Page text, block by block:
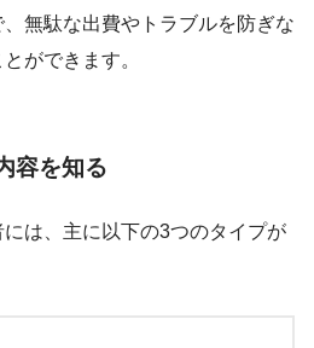
、無駄な出費やトラブルを防ぎな
ができます。
容を知る
は、主に以下の3つのタイプが